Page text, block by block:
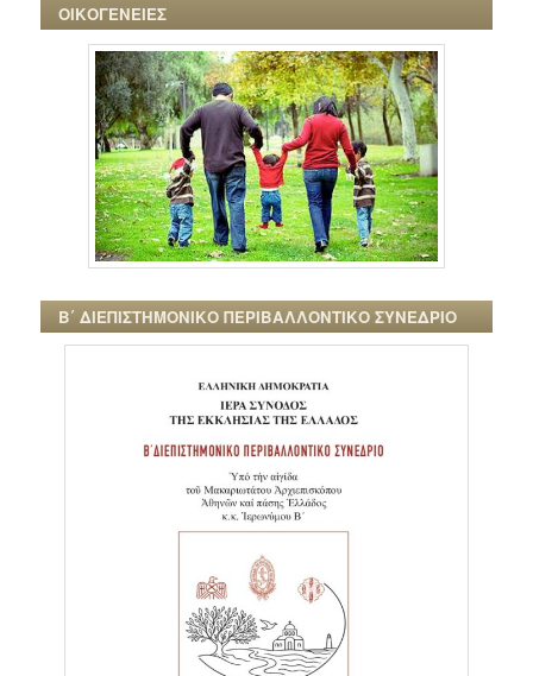
ΟΙΚΟΓΕΝΕΙΕΣ
Β΄ ΔΙΕΠΙΣΤΗΜΟΝΙΚΟ ΠΕΡΙΒΑΛΛΟΝΤΙΚΟ ΣΥΝΕΔΡΙΟ